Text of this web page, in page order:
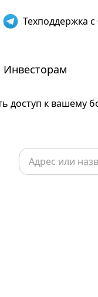
Техподдержка с
Инвесторам
доступ к вашему